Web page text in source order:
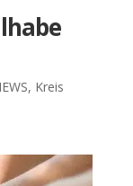
, Kreis